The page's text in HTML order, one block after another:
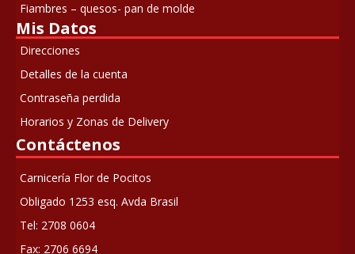
Fiambres – quesos- pan de molde
Mis Datos
Direcciones
Detalles de la cuenta
Contraseña perdida
Horarios y Zonas de Delivery
Contáctenos
Carnicería Flor de Pocitos
Obligado 1253 esq. Avda Brasil
Tel: 2708 0604
Fax: 2706 6694